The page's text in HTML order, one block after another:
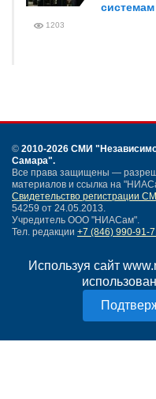
Используя сайт
системам
1203
© 2010-2026 СМИ
Самара".
Все права защищены —
материалов и ссылка на
Свидетельство регистрации
54259 от 24.05.2013.
Учредитель ООО "НИАСам".
Тел. редакции +7 (846) 990-91-
Карта сайта
Нашли ошибку?
Политика конфиденциальности
Согласие на обработку